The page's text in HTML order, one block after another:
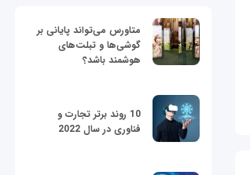
متاورس می‌تواند پایانی بر
گوشی‌ها و تبلت‌های
هوشمند باشد؟
10 روند برتر تجارت و
فناوری در سال 2022